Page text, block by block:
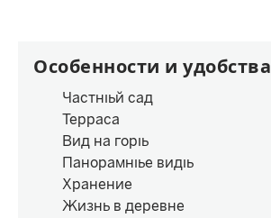
Особенности и удобства
Частный сад
Терраса
Вид на горы
Панорамные виды
Хранение
Жизнь в деревне